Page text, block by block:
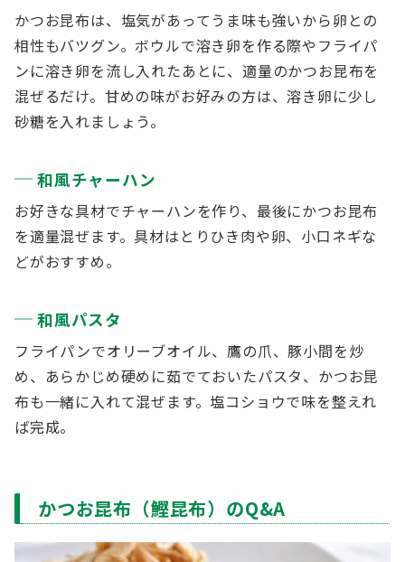
かつお昆布は、塩気があってうま味も強いから卵との
相性もバツグン。ボウルで溶き卵を作る際やフライパ
ンに溶き卵を流し入れたあとに、適量のかつお昆布を
混ぜるだけ。甘めの味がお好みの方は、溶き卵に少し
砂糖を入れましょう。
和風チャーハン
お好きな具材でチャーハンを作り、最後にかつお昆布
を適量混ぜます。具材はとりひき肉や卵、小口ネギな
どがおすすめ。
和風パスタ
フライパンでオリーブオイル、鷹の爪、豚小間を炒
め、あらかじめ硬めに茹でておいたパスタ、かつお昆
布も一緒に入れて混ぜます。塩コショウで味を整えれ
ば完成。
かつお昆布（鰹昆布）のQ&A